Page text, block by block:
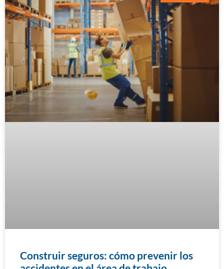
Construir seguros: cómo prevenir los